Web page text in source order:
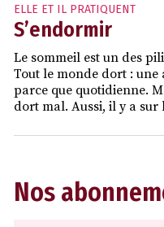
ELLE ET IL PRATIQUENT
S’endormir
Le sommeil est un des
Tout le monde dort :
parce que quotidienne.
dort mal. Aussi, il y a
Nos